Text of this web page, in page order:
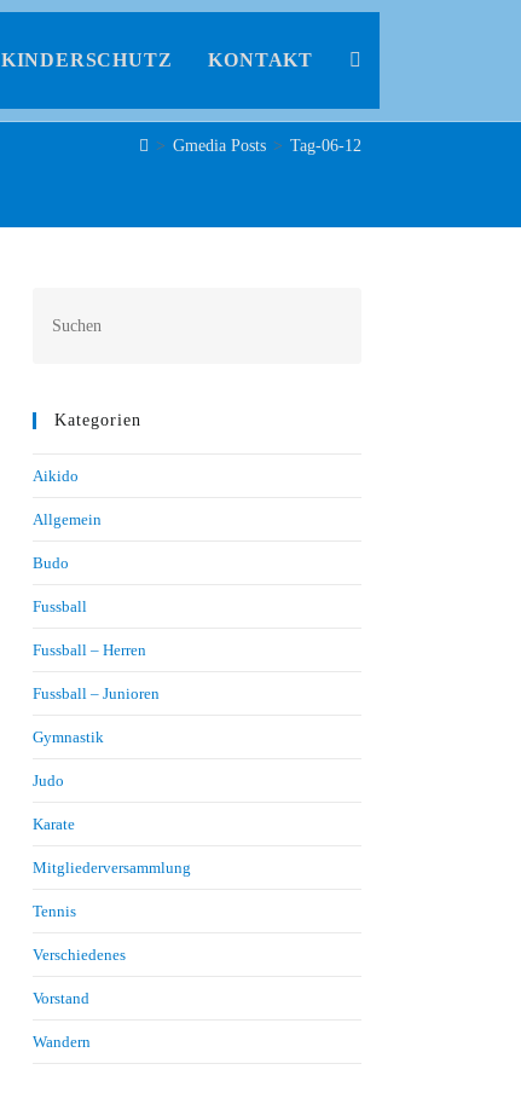
KINDERSCHUTZ KONTAKT
> Gmedia Posts > Tag-06-12
Kategorien
Aikido
Allgemein
Budo
Fussball
Fussball – Herren
Fussball – Junioren
Gymnastik
Judo
Karate
Mitgliederversammlung
Tennis
Verschiedenes
Vorstand
Wandern